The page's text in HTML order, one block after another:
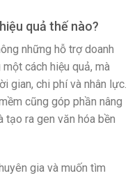
quả thế nào?
những hỗ trợ doanh
cách hiệu quả, mà
gian, chi phí và nhân lực.
cũng góp phần nâng
ra gen văn hóa bền
gia và muốn tìm